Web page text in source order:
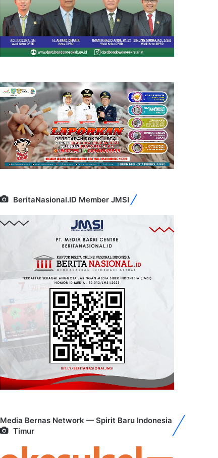
BeritaNasional.ID Member JMSI
Media Bernas Network — Spirit Baru Indonesia
Timur